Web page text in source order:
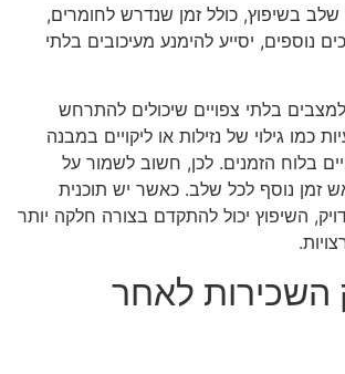
בשיפוץ, כולל זמן שנדרש לחומרים,
נוספים, יסייע להימנע מעיכובים בלתי
בלתי צפויים שיכולים להתרחש
כמו גילוי של נזילות או ליקויים במבנה
בלוח הזמנים. לכן, חשוב לשמור על
זמן נוסף לכל שלב. כאשר יש תוכנית
השיפוץ יכול להתקדם בצורה חלקה יותר
השכירות לאחר